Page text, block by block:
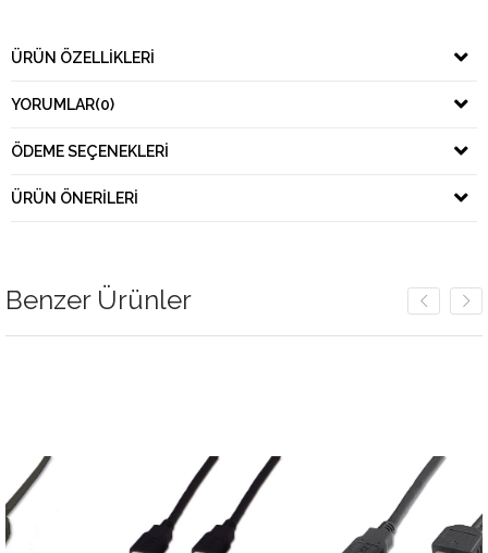
ÜRÜN ÖZELLIKLERI
YORUMLAR(0)
ÖDEME SEÇENEKLERI
ÜRÜN ÖNERILERI
Benzer Ürünler